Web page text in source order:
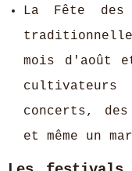
La Fête
mois d'août
concerts, des
et même un